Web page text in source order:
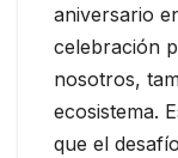
aniversario
celebración
nosotros,
ecosistema.
que el